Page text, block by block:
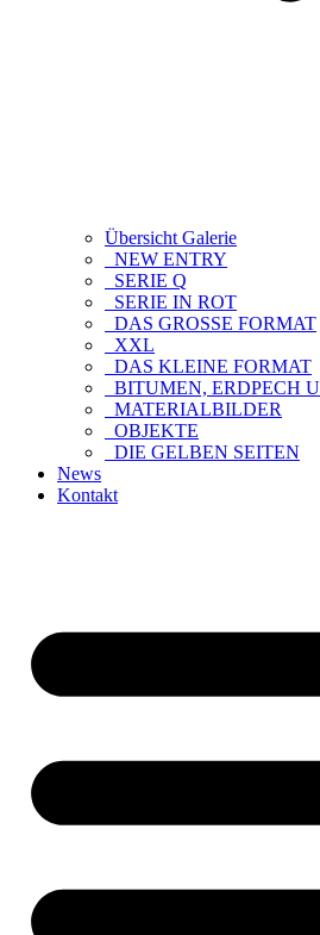
Übersicht Galerie
NEW ENTRY
SERIE Q
SERIE IN ROT
DAS GROSSE FORMAT
XXL
DAS KLEINE FORMAT
BITUMEN, ERDPECH
MATERIALBILDER
OBJEKTE
DIE GELBEN SEITEN
News
Kontakt